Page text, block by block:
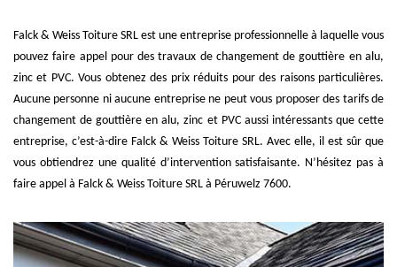
Falck & Weiss Toiture SRL est une entreprise professionnelle à laquelle vous
pouvez faire appel pour des travaux de changement de gouttière en alu,
zinc et PVC. Vous obtenez des prix réduits pour des raisons particulières.
Aucune personne ni aucune entreprise ne peut vous proposer des tarifs de
changement de gouttière en alu, zinc et PVC aussi intéressants que cette
entreprise, c’est-à-dire Falck & Weiss Toiture SRL. Avec elle, il est sûr que
vous obtiendrez une qualité d’intervention satisfaisante. N’hésitez pas à
faire appel à Falck & Weiss Toiture SRL à Péruwelz 7600.